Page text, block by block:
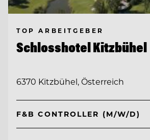
TOP ARBEITGEBER
Schlosshotel Kitzbühel
6370 Kitzbühel, Österreich
F&B CONTROLLER (M/W/D)